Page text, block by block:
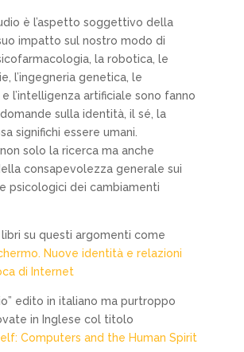
è l’aspetto soggettivo della
impatto sul nostro modo di
la robotica, le
l’ingegneria genetica, le
l’intelligenza artificiale sono fanno
sulla identità, il sé, la
significhi essere umani.
solo la ricerca ma anche
consapevolezza generale sui
psicologici dei cambiamenti
su questi argomenti come
Nuove identità e relazioni
di Internet
edito in italiano ma purtroppo
in Inglese col titolo
Computers and the Human Spirit